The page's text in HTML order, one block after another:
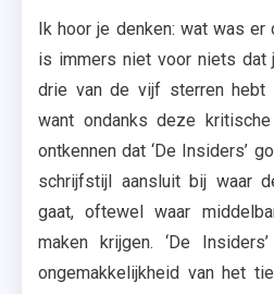
Ik hoor je denken: wat was
is immers niet voor niets
drie van de vijf sterren hebt
want ondanks deze
ontkennen dat ‘De Insiders’
schrijfstijl aansluit bij waar
gaat, oftewel waar
maken krijgen. ‘De
ongemakkelijkheid van het